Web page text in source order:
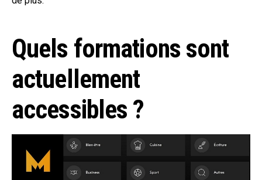
Quels formations sont
actuellement
accessibles ?